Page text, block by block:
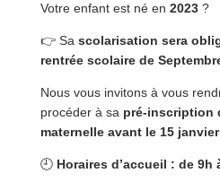
Votre enfant est né en 2023?
👉 Sa scolarisation sera
rentrée scolaire de
Nous vous invitons à vous
procéder à sa pré-inscription
maternelle avant le 15
🕘 Horaires d’accueil : de 9h